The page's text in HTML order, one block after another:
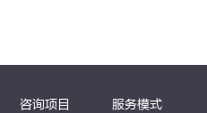
咨询项目 服务模式